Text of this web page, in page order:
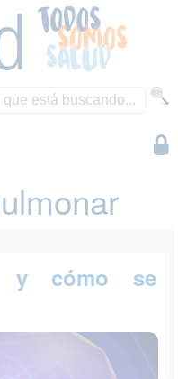
y cómo se